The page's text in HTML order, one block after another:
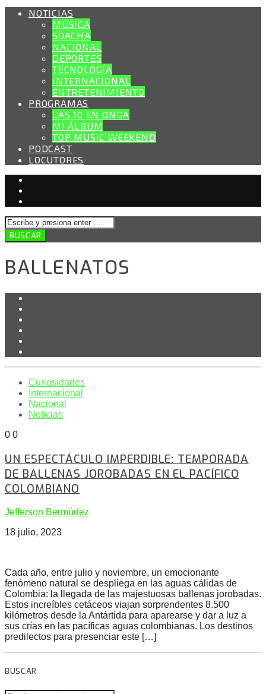
NOTICIAS
MÚSICA
SOACHA
NACIONAL
DEPORTES
TECNOLOGÍA
INTERNACIONAL
ENTRETENIMIENTO
PROGRAMAS
LAS 10 EN ONDA
MI ÁLBUM
TOP MUSIC WEEKEND
PODCAST
LOCUTORES
BALLENATOS
Curiosidades
Internacional
Nacional
Noticias
0 0
UN ESPECTÁCULO IMPERDIBLE: TEMPORADA
DE BALLENAS JOROBADAS EN EL PACÍFICO
COLOMBIANO
Jefferson Bermúdez
18 julio, 2023
Cada año, entre julio y noviembre, un emocionante
fenómeno natural se despliega en las aguas cálidas de
Colombia: la llegada de las majestuosas ballenas jorobadas.
Estos increíbles cetáceos viajan sorprendentes 8.500
kilómetros desde la Antártida para aparearse y dar a luz a
sus crías en las pacíficas aguas colombianas. Los destinos
predilectos para presenciar este […]
BUSCAR